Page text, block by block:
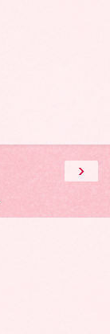
›